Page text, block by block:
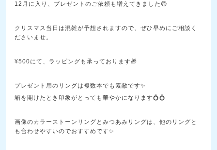
12月に入り、プレゼントのご依頼も増えてきました😊
クリスマス当日は混雑が予想されますので、ぜひ早めにご相談く
ださいませ。
¥500にて、ラッピングも承っております🎁
プレゼント用のリングは複数本でも素敵です✨
箱を開けたとき印象がとっても華やかになります💍💍
画像のカラーストーンリングとみつあみリングは、他のリングと
も合わせやすいのでおすすめです✨